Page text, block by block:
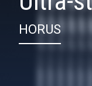
HORUS